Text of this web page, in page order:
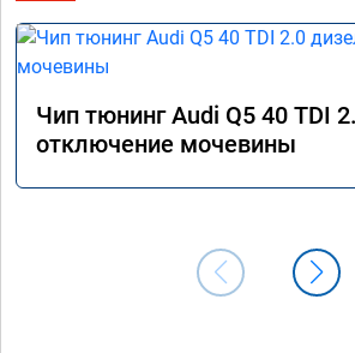
Чип тюнинг Audi Q5 40 TDI
отключение мочевины